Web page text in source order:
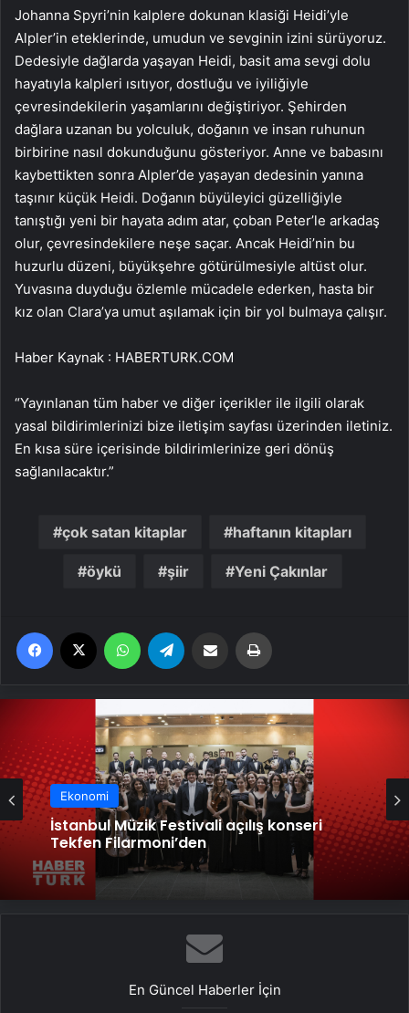
Johanna Spyri’nin kalplere dokunan klasiği Heidi’yle
Alpler’in eteklerinde, umudun ve sevginin izini sürüyoruz.
Dedesiyle dağlarda yaşayan Heidi, basit ama sevgi dolu
hayatıyla kalpleri ısıtıyor, dostluğu ve iyiliğiyle
çevresindekilerin yaşamlarını değiştiriyor. Şehirden
dağlara uzanan bu yolculuk, doğanın ve insan ruhunun
birbirine nasıl dokunduğunu gösteriyor. Anne ve babasını
kaybettikten sonra Alpler’de yaşayan dedesinin yanına
taşınır küçük Heidi. Doğanın büyüleyici güzelliğiyle
tanıştığı yeni bir hayata adım atar, çoban Peter’le arkadaş
olur, çevresindekilere neşe saçar. Ancak Heidi’nin bu
huzurlu düzeni, büyükşehre götürülmesiyle altüst olur.
Yuvasına duyduğu özlemle mücadele ederken, hasta bir
kız olan Clara’ya umut aşılamak için bir yol bulmaya çalışır.
Haber Kaynak : HABERTURK.COM
“Yayınlanan tüm haber ve diğer içerikler ile ilgili olarak
yasal bildirimlerinizi bize iletişim sayfası üzerinden iletiniz.
En kısa süre içerisinde bildirimlerinize geri dönüş
sağlanılacaktır.”
çok satan kitaplar haftanın kitapları
öykü şiir Yeni Çakınlar
Facebook WhatsApp Email'den paylaş
Ekonomi
İstanbul Müzik Festivali açılış konseri
Tekfen Filarmoni’den
Ekonomi
En Güncel Haberler İçin